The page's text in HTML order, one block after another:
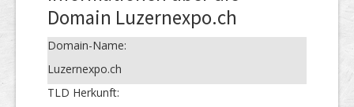
Domain Luzernexpo.ch
Domain-Name:
Luzernexpo.ch
TLD Herkunft: